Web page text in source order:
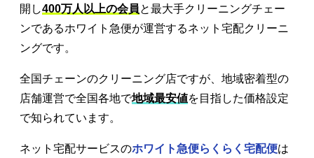
開し400万人以上の会員と最大手クリーニングチェー
ンであるホワイト急便が運営するネット宅配クリーニ
ングです。
全国チェーンのクリーニング店ですが、地域密着型の
店舗運営で全国各地で地域最安値を目指した価格設定
で知られています。
ネット宅配サービスのホワイト急便らくらく宅配便は